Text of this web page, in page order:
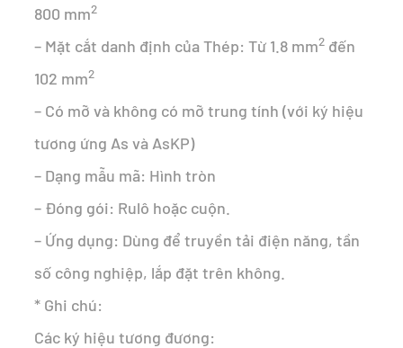
800 mm2
– Mặt cắt danh định của Thép: Từ 1.8 mm2 đến
102 mm2
– Có mỡ và không có mỡ trung tính (với ký hiệu
tương ứng As và AsKP)
– Dạng mẫu mã: Hình tròn
– Đóng gói: Rulô hoặc cuộn.
– Ứng dụng: Dùng để truyền tải điện năng, tần
số công nghiệp, lắp đặt trên không.
* Ghi chú:
Các ký hiệu tương đương: